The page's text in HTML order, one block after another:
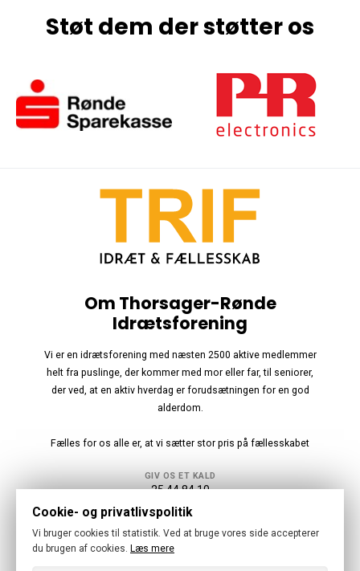
Støt dem der støtter os
Om Thorsager-Rønde
Idrætsforening
Vi er en idrætsforening med næsten 2500 aktive medlemmer
helt fra puslinge, der kommer med mor eller far, til seniorer,
der ved, at en aktiv hverdag er forudsætningen for en god
alderdom.
Fælles for os alle er, at vi sætter stor pris på fællesskabet
GIV OS ET KALD
25 44 84 10
Følg os
Cookie- og privatlivspolitik
Vi bruger cookies til statistik. Ved at bruge vores side accepterer
du brugen af cookies. Læs mere